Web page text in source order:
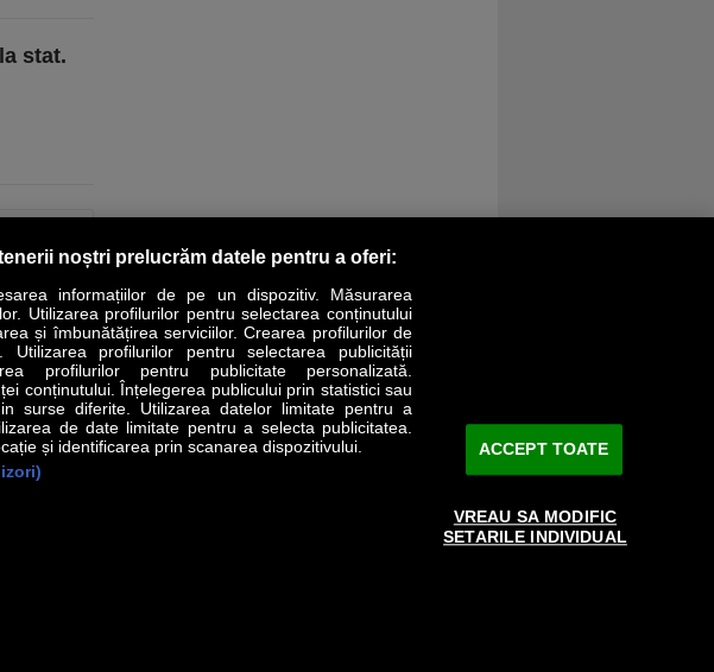
stat.
MEET THE CEO LIFESTYLE SPECIAL OPINII
Servicii Revista Business Magazin
noștri prelucrăm datele pentru a oferi:
informațiilor de pe un dispozitiv. Măsurarea
Utilizarea profilurilor pentru selectarea conținutului
și îmbunătățirea serviciilor. Crearea profilurilor de
Utilizarea profilurilor pentru selectarea publicității
profilurilor pentru publicitate personalizată.
conținutului. Înțelegerea publicului prin statistici sau
surse diferite. Utilizarea datelor limitate pentru a
de date limitate pentru a selecta publicitatea.
și identificarea prin scanarea dispozitivului.
ACCEPT TOATE
VREAU SA MODIFIC
SETARILE INDIVIDUAL